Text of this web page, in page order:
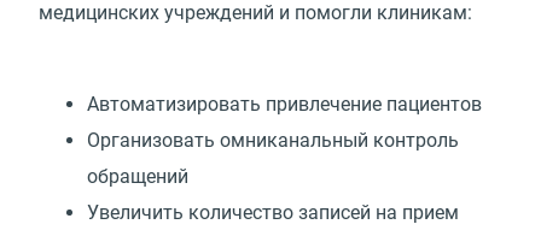
медицинских учреждений и помогли клиникам:
Автоматизировать привлечение пациентов
Организовать омниканальный контроль
обращений
Увеличить количество записей на прием